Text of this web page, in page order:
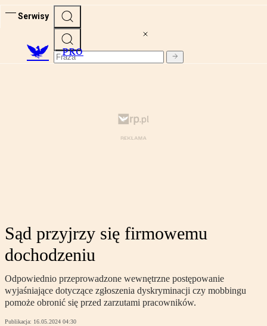
Serwisy
PRO
Sąd przyjrzy się firmowemu
dochodzeniu
Odpowiednio przeprowadzone wewnętrzne postępowanie
wyjaśniające dotyczące zgłoszenia dyskryminacji czy mobbingu
pomoże obronić się przed zarzutami pracowników.
Publikacja: 16.05.2024 04:30